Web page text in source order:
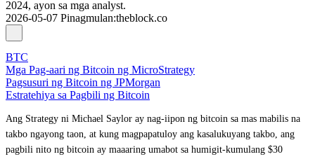
2024, ayon sa mga analyst.
2026-05-07 Pinagmulan:theblock.co
BTC
Mga Pag-aari ng Bitcoin ng MicroStrategy
Pagsusuri ng Bitcoin ng JPMorgan
Estratehiya sa Pagbili ng Bitcoin
Ang Strategy ni Michael Saylor ay nag-iipon ng bitcoin sa mas mabilis na
takbo ngayong taon, at kung magpapatuloy ang kasalukuyang takbo, ang
pagbili nito ng bitcoin ay maaaring umabot sa humigit-kumulang $30